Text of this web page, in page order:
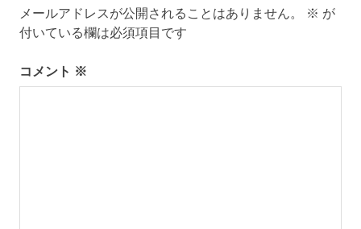
メールアドレスが公開されることはありません。 ※ が
付いている欄は必須項目です
コメント ※